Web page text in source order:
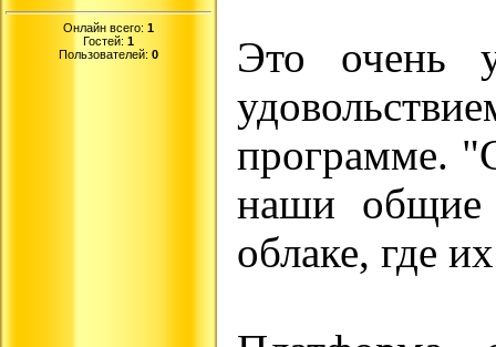
Онлайн всего: 1
Гостей: 1
Пользователей: 0
Это очень
программе.
наши общие
облаке, где